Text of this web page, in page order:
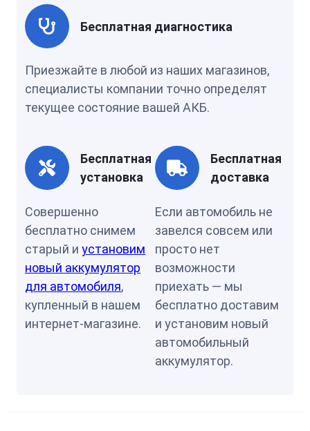
Бесплатная диагностика
Приезжайте в любой из наших магазинов,
специалисты компании точно определят
текущее состояние вашей АКБ.
Бесплатная
установка
Совершенно
бесплатно снимем
старый и установим
новый аккумулятор
для автомобиля,
купленный в нашем
интернет-магазине.
Бесплатная
доставка
Если автомобиль не
завелся совсем или
просто нет
возможности
приехать — мы
бесплатно доставим
и установим новый
автомобильный
аккумулятор.